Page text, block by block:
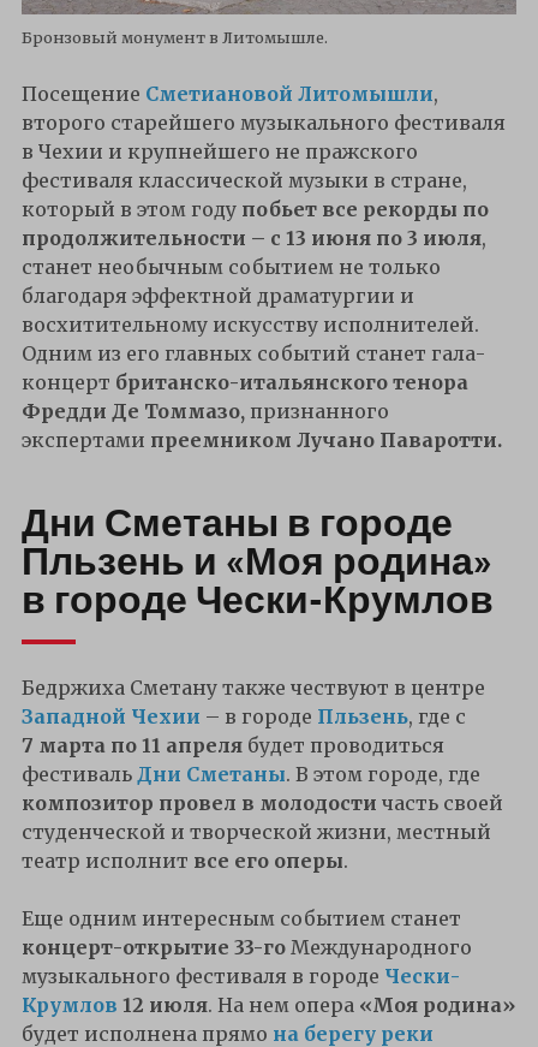
Бронзовый монумент в Литомышле.
Посещение Сметиановой Литомышли,
второго старейшего музыкального фестиваля
в Чехии и крупнейшего не пражского
фестиваля классической музыки в стране,
который в этом году побьет все рекорды по
продолжительности – с 13 июня по 3 июля,
станет необычным событием не только
благодаря эффектной драматургии и
восхитительному искусству исполнителей.
Одним из его главных событий станет гала-
концерт британско-итальянского тенора
Фредди Де Томмазо, признанного
экспертами преемником Лучано Паваротти.
Дни Сметаны в городе
Пльзень и «Моя родина»
в городе Чески-Крумлов
Бедржиха Сметану также чествуют в центре
Западной Чехии – в городе Пльзень, где с
7 марта по 11 апреля будет проводиться
фестиваль Дни Сметаны. В этом городе, где
композитор провел в молодости часть своей
студенческой и творческой жизни, местный
театр исполнит все его оперы.
Еще одним интересным событием станет
концерт-открытие 33-го Международного
музыкального фестиваля в городе Чески-
Крумлов 12 июля. На нем опера «Моя родина»
будет исполнена прямо на берегу реки